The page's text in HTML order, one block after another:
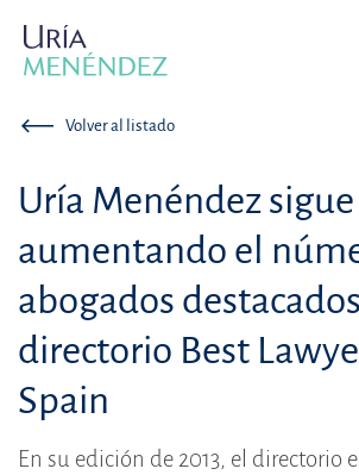
Volver al listado
Uría Menéndez sigue
aumentando el
abogados
directorio Best
Spain
En su edición de 2013, el directorio